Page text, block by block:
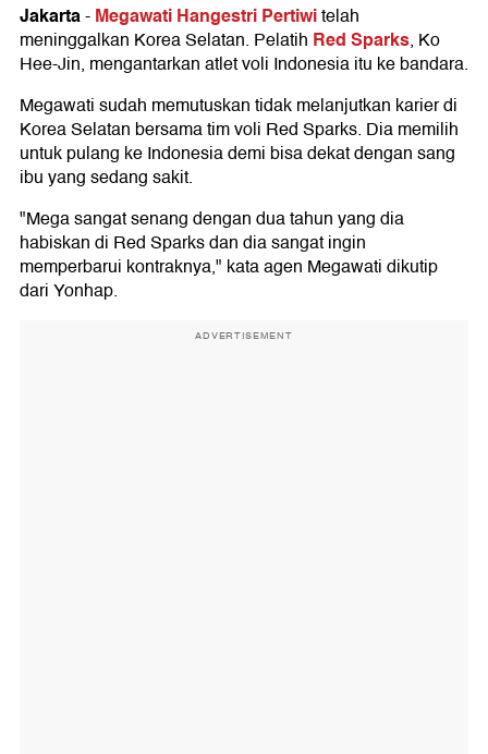
Jakarta-Megawati Hangestri Pertiwitelah
meninggalkan Korea Selatan. Pelatih Red Sparks, Ko
Hee-Jin, mengantarkan atlet voli Indonesia itu ke bandara.
Megawati sudah memutuskan tidak melanjutkan karier di
Korea Selatan bersama tim voli Red Sparks. Dia memilih
untuk pulang ke Indonesia demi bisa dekat dengan sang
ibu yang sedang sakit.
"Mega sangat senang dengan dua tahun yang dia
habiskan di Red Sparks dan dia sangat ingin
memperbarui kontraknya," kata agen Megawati dikutip
dari Yonhap.
ADVERTISEMENT